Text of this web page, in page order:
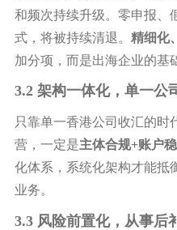
和频次持续升级。零申报、
式，将被持续清退。 精细化
加分项，而是出海企业的基
3.2 架构一体化，单一公
只靠单一香港公司收汇的时
营，一定是主体合规+账户
化体系，系统化架构才能抵
业务。
3.3 风险前置化，从事后